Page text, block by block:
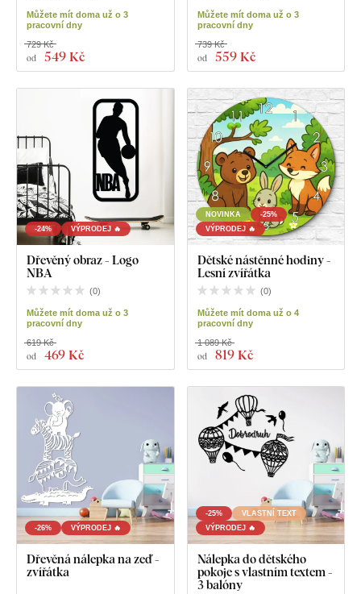
Můžete mít doma už o 3
pracovní dny
od 549 Kč
729 Kč
Můžete mít doma už o 3
pracovní dny
od 559 Kč
739 Kč
-24% VÝPRODEJ 🔥
Dřevěný obraz - Logo
NBA
(0)
Můžete mít doma už o 3
pracovní dny
od 469 Kč
619 Kč
NOVINKA
-25%
VÝPRODEJ 🔥
Dětské nástěnné hodiny -
Lesní zvířátka
(0)
Můžete mít doma už o 4
pracovní dny
od 819 Kč
1 089 Kč
-26% VÝPRODEJ 🔥
Dřevěná nálepka na zeď -
zvířátka
-25%
VLASTNÍ TEXT
VÝPRODEJ 🔥
Nálepka do dětského
pokoje s vlastním textem -
3 balóny